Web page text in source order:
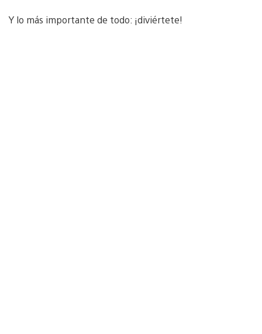
Y lo más importante de todo: ¡diviértete!